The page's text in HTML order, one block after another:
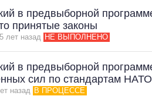
в предвыборной
принятые законы
лет назад НЕ ВЫПОЛНЕНО
в предвыборной
сил по стандартам НАТО
назад В ПРОЦЕССЕ